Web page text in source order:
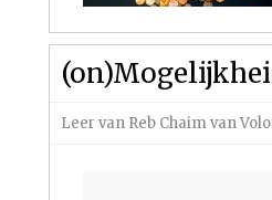
Leer van Reb Chaim van